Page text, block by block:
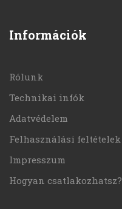
Információk
Rólunk
Technikai infók
Adatvédelem
Felhasználási feltételek
Impresszum
Hogyan csatlakozhatsz?